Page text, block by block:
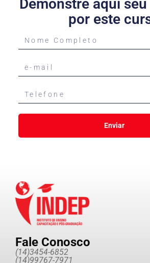
Demonstre aqui
por este
Enviar
Fale Conosco
(14)3454-6852
(14)99767-7971